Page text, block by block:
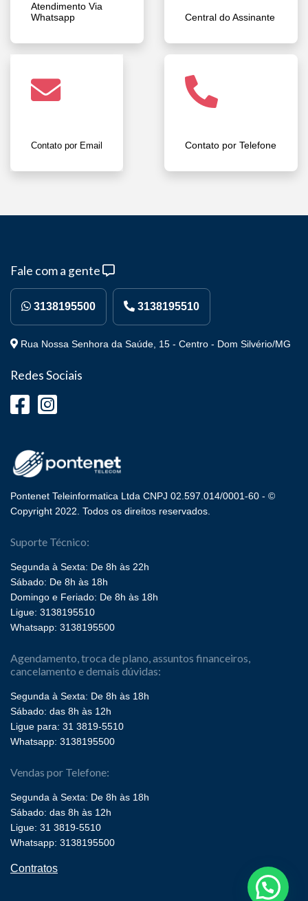
Atendimento Via
Whatsapp
Central do Assinante
Contato por Email Contato por Telefone
Fale com a gente
3138195500 3138195510
Rua Nossa Senhora da Saúde, 15 - Centro - Dom Silvério/MG
Redes Sociais
Pontenet Teleinformatica Ltda CNPJ 02.597.014/0001-60 - ©
Copyright 2022. Todos os direitos reservados.
Suporte Técnico:
Segunda à Sexta: De 8h às 22h
Sábado: De 8h às 18h
Domingo e Feriado: De 8h às 18h
Ligue: 3138195510
Whatsapp: 3138195500
Agendamento, troca de plano, assuntos financeiros,
cancelamento e demais dúvidas:
Segunda à Sexta: De 8h às 18h
Sábado: das 8h às 12h
Ligue para: 31 3819-5510
Whatsapp: 3138195500
Vendas por Telefone:
Segunda à Sexta: De 8h às 18h
Sábado: das 8h às 12h
Ligue: 31 3819-5510
Whatsapp: 3138195500
Contratos